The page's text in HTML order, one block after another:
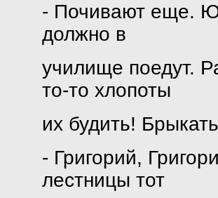
- Почивают еще.
должно в
училище поедут.
то-то хлопоты
их будить!
- Григорий,
лестницы тот